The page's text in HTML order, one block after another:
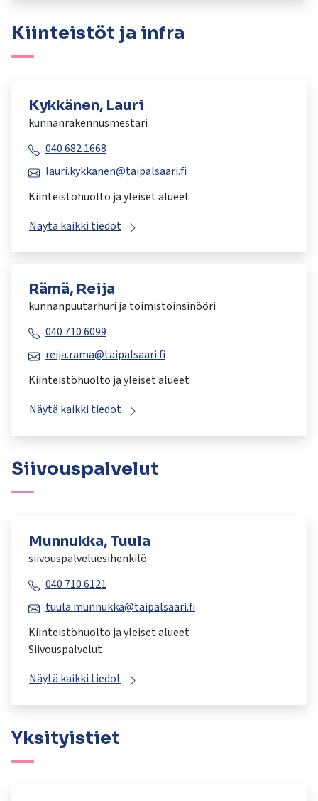
Kiinteistöt ja infra
Kykkänen, Lauri
kunnanrakennusmestari
040 682 1668
lauri.kykkanen@taipalsaari.fi
Kiinteistöhuolto ja yleiset alueet
Näytä kaikki tiedot
Rämä, Reija
kunnanpuutarhuri ja toimistoinsinööri
040 710 6099
reija.rama@taipalsaari.fi
Kiinteistöhuolto ja yleiset alueet
Näytä kaikki tiedot
Siivouspalvelut
Munnukka, Tuula
siivouspalveluesihenkilö
040 710 6121
tuula.munnukka@taipalsaari.fi
Kiinteistöhuolto ja yleiset alueet
Siivouspalvelut
Näytä kaikki tiedot
Yksityistiet